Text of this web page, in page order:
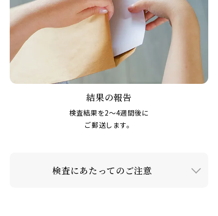
結果の報告
検査結果を2～4週間後に
ご郵送します。
検査にあたってのご注意